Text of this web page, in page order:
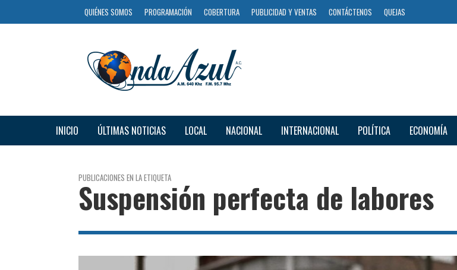
QUIÉNES SOMOS PROGRAMACIÓN COBERTURA PUBLICIDAD Y VENTAS CONTÁCTENOS QUEJAS
INICIO ÚLTIMAS NOTICIAS LOCAL NACIONAL INTERNACIONAL POLÍTICA ECONOMÍA
PUBLICACIONES EN LA ETIQUETA
Suspensión perfecta de labores